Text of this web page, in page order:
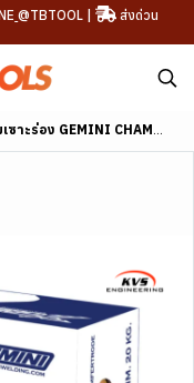
@TBTOOL |
ส่งด่วน
ะร่อง GEMINI CHAMFERTRODE